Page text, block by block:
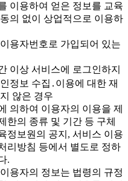
이용하여 얻은 정보를 교육
의 없이 상업적으로 이용하
용자번호로 가입되어 있는
이상 서비스에 로그인하지
정보 수집․이용에 대한 재
않은 경우
의하여 이용자의 이용을 제
한의 종류 및 기간 등 구체
정보원의 공지, 서비스 이용
리방침 등에서 별도로 정하
.
용자의 정보는 법령의 규정